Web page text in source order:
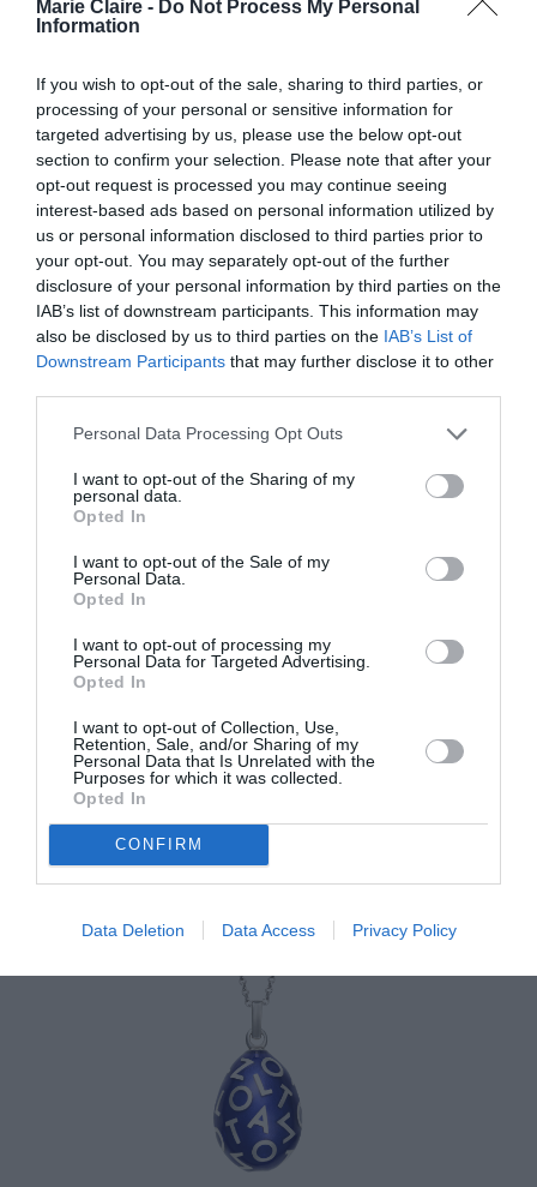
Marie Claire - Do Not Process My Personal
Information
If you wish to opt-out of the sale, sharing to third parties, or
processing of your personal or sensitive information for
targeted advertising by us, please use the below opt-out
section to confirm your selection. Please note that after your
opt-out request is processed you may continue seeing
interest-based ads based on personal information utilized by
us or personal information disclosed to third parties prior to
your opt-out. You may separately opt-out of the further
disclosure of your personal information by third parties on the
IAB’s list of downstream participants. This information may
also be disclosed by us to third parties on the IAB’s List of
Downstream Participants that may further disclose it to other
Personal Data Processing Opt Outs
I want to opt-out of the Sharing of my
personal data.
Opted In
I want to opt-out of the Sale of my
Personal Data.
Opted In
I want to opt-out of processing my
Personal Data for Targeted Advertising.
Opted In
I want to opt-out of Collection, Use,
Retention, Sale, and/or Sharing of my
Personal Data that Is Unrelated with the
Purposes for which it was collected.
Opted In
CONFIRM
Data Deletion Data Access Privacy Policy
Η συλλογή θα διατίθεται σε περιορισμένο
αριθμό κοσμημάτων για να τιμήσει την επέτειο